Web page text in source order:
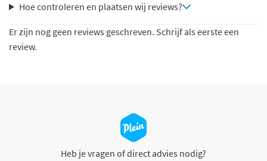
Hoe controleren en plaatsen wij reviews?
Er zijn nog geen reviews geschreven. Schrijf als eerste een
review.
Heb je vragen of direct advies nodig?